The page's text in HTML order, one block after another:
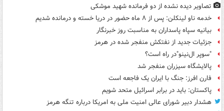
تصاویر دیده‌ نشده از دو فرمانده شهید موشکی
خدمه ناو لینکلن: پس از ۸ ماه حضور در دریا خسته و درمانده‌ شدیم
بیانیه سپاه پاسداران به مناسبت روز خبرنگار
جزئیات جدید از نفتکش منفجر شده در هرمز
"سوپر ال‌نینو"در راه است؟
پالایشگاه سیزران منفجر شد
فارن افرز: جنگ با ایران یک فاجعه است
پاکستان: باید در برابر اسرائیل متحد شویم
هشدار دبیر شورای عالی امنیت ملی به امریکا درباره تنگه هرمز